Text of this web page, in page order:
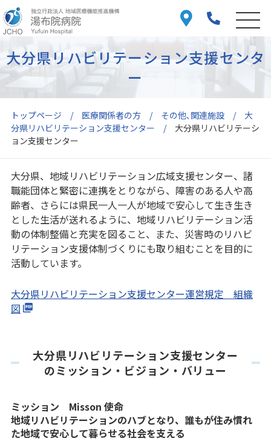
トップページ 医療関係者の方 その他､関連施設
大
分県リハビリテーション支援センター
大分県リハビリテーシ
ョン支援センター
大分県リハビリテーション支援センタ
ー
大分県、地域リハビリテーション広域支援センター、諸
職能団体と緊密に連携をとりながら、障害のある人や高
齢者、さらには県民一人一人が地域で安心して生き生き
とした生活が送れるように、地域リハビリテーション活
動の体制整備と充実を図ること、また、災害時のリハビ
リテーション支援体制づくりにも取り組むことを目的に
活動しています。
大分県リハビリテーション支援センター運営規定 組織
図
大分県リハビリテーション支援センター
のミッション・ビジョン・バリュー
ミッション Misson 使命
地域リハビリテーションのハブとなり、誰もが住み慣れ
た地域で安心して暮らせる社会を支える